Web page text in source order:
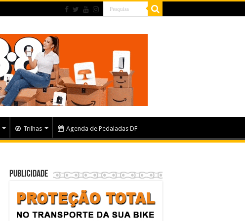
Trilhas Agenda de Pedaladas DF
Publicidade